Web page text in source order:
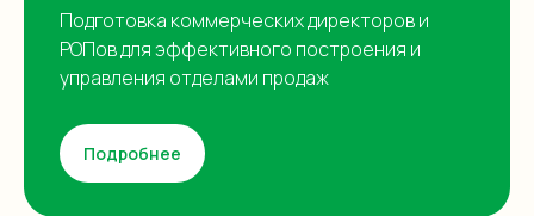
Подготовка коммерческих директоров и
РОПов для эффективного построения и
управления отделами продаж
Подробнее